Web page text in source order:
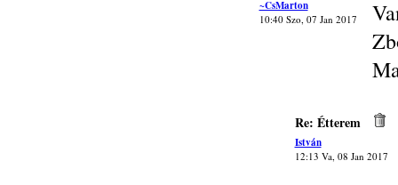
~CsMarton
10:40 Szo, 07 Jan 2017
Re: Étterem
István
12:13 Va, 08 Jan 2017